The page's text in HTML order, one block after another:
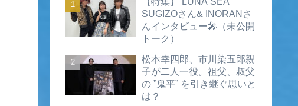
SUGIZOさん& INORANさ
んインタビュー🎤（未公開
トーク）
松本幸四郎、市川染五郎親
子が二人一役。祖父、叔父
の ”鬼平” を引き継ぐ思いと
は？